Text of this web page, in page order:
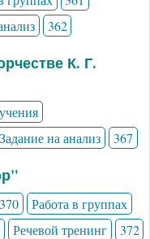
362
К. Г.
Задание на анализ 367
370
Работа в группах
Речевой тренинг
372